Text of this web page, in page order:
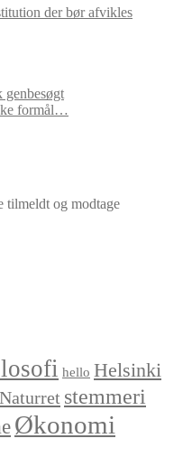
der bør afvikles
genbesøgt
formål…
tilmeldt og modtage
hello Helsinki
Naturret stemmeri
Økonomi